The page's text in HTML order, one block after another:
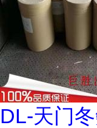
DL-天门